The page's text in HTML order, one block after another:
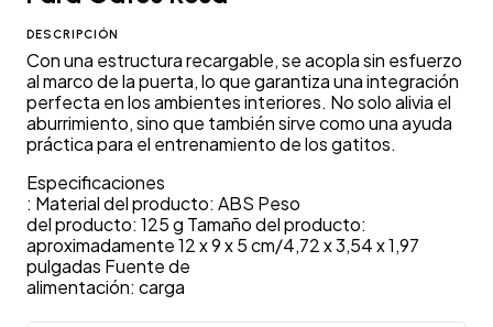
DESCRIPCIÓN
Con una estructura recargable, se acopla sin esfuerzo
al marco de la puerta, lo que garantiza una integración
perfecta en los ambientes interiores. No solo alivia el
aburrimiento, sino que también sirve como una ayuda
práctica para el entrenamiento de los gatitos.
Especificaciones
: Material del producto: ABS Peso
del producto: 125 g Tamaño del producto:
aproximadamente 12 x 9 x 5 cm/4,72 x 3,54 x 1,97
pulgadas Fuente de
alimentación: carga